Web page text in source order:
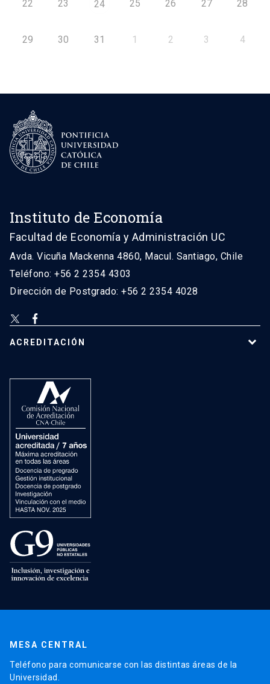
22 23 24 25 26 27 28
29 30 31 1 2 3 4
Instituto de Economía
Facultad de Economía y Administración UC
Avda. Vicuña Mackenna 4860, Macul. Santiago, Chile
Teléfono: +56 2 2354 4303
Dirección de Postgrado: +56 2 2354 4028
ACREDITACIÓN
MESA CENTRAL
Teléfono para comunicarse con las distintas áreas de la
Universidad.